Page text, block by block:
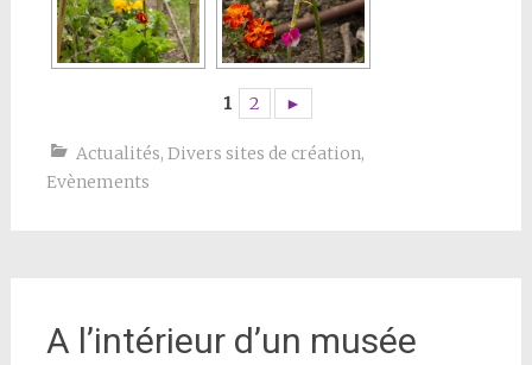
1 2 ►
Actualités, Divers sites de création,
Evènements
A l’intérieur d’un musée